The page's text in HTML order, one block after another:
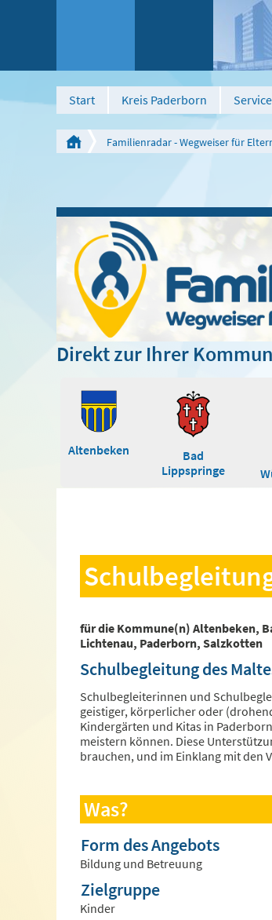
Start Kreis Paderborn
Familienradar - Wegweiser für
Direkt zur Ihrer
Altenbeken
Bad
Lippspringe
für die Kommune(n) Altenbeken,
Lichtenau, Paderborn, Salzkotten
Schulbegleitung des
Schulbegleiterinnen und
geistiger, körperlicher oder
Kindergärten und Kitas in
meistern können. Diese
brauchen, und im Einklang mit den
Was?
Form des Angebots
Bildung und Betreuung
Zielgruppe
Kinder